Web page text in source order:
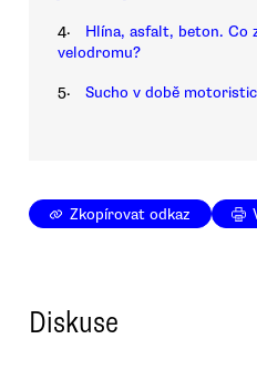
4.
Hlína, asfalt, beton. Co
velodromu?
5. Sucho v době
Zkopírovat odkaz
Diskuse